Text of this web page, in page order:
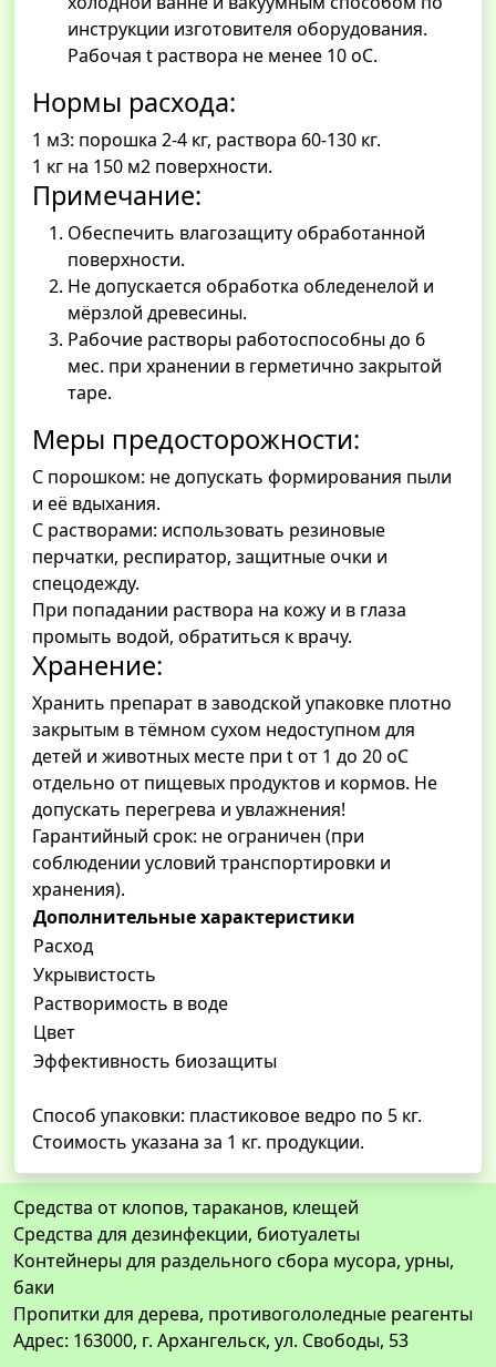
инструкции изготовителя оборудования.
Рабочая t раствора не менее 10 оС.
Нормы расхода:
1 м3: порошка 2-4 кг, раствора 60-130 кг.
1 кг на 150 м2 поверхности.
Примечание:
Обеспечить влагозащиту обработанной
поверхности.
Не допускается обработка обледенелой и
мёрзлой древесины.
Рабочие растворы работоспособны до 6
мес. при хранении в герметично закрытой
таре.
Меры предосторожности:
С порошком: не допускать формирования пыли
и её вдыхания.
С растворами: использовать резиновые
перчатки, респиратор, защитные очки и
спецодежду.
При попадании раствора на кожу и в глаза
промыть водой, обратиться к врачу.
Хранение:
Хранить препарат в заводской упаковке плотно
закрытым в тёмном сухом недоступном для
детей и животных месте при t от 1 до 20 оС
отдельно от пищевых продуктов и кормов. Не
допускать перегрева и увлажнения!
Гарантийный срок: не ограничен (при
соблюдении условий транспортировки и
хранения).
Дополнительные характеристики
Расход
Укрывистость
Растворимость в воде
Цвет
Эффективность биозащиты
Способ упаковки: пластиковое ведро по 5 кг.
Стоимость указана за 1 кг. продукции.
Средства от клопов, тараканов, клещей
Средства для дезинфекции, биотуалеты
Контейнеры для раздельного сбора мусора, урны,
баки
Пропитки для дерева, противогололедные реагенты
Адрес: 163000, г. Архангельск, ул. Свободы, 53